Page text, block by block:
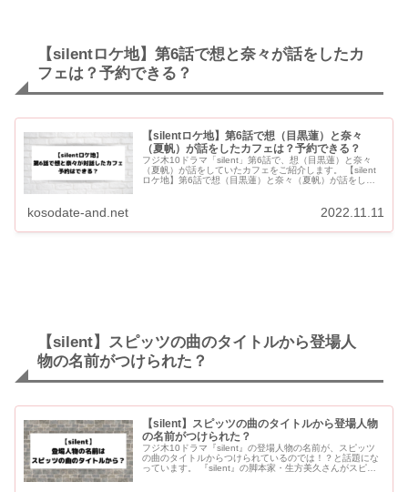
【silentロケ地】第6話で想と奈々が話をしたカ
フェは？予約できる？
【silentロケ地】第6話で想（目黒蓮）と奈々
（夏帆）が話をしたカフェは？予約できる？
フジ木10ドラマ「silent」第6話で、想（目黒蓮）と奈々
（夏帆）が話をしていたカフェをご紹介します。 【silent
ロケ地】第6話で想（目黒蓮）と奈々（夏帆）が話をした
kosodate-and.net 2022.11.11
【silent】スピッツの曲のタイトルから登場人
物の名前がつけられた？
【silent】スピッツの曲のタイトルから登場人物
の名前がつけられた？
フジ木10ドラマ『silent』の登場人物の名前が、スピッツ
の曲のタイトルからつけられているのでは！？と話題にな
っています。 『silent』の脚本家・生方美久さんがスピッ